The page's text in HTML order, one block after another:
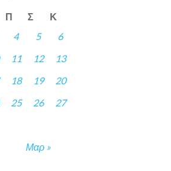
Π Σ Κ
Μαρ »
4 5
6
11 12
13
18 19
20
25 26
27